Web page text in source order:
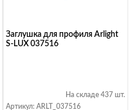
Заглушка для профиля Arlight
S-LUX 037516
На складе 437 шт.
Артикул: ARLT_037516